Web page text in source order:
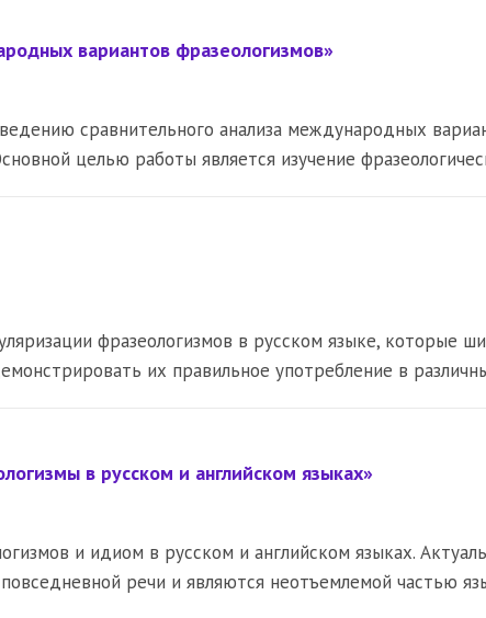
вариантов фразеологизмов»
сравнительного анализа международных
целью работы является изучение
фразеологизмов в русском языке, которые
их правильное употребление в
в русском и английском языках»
и идиом в русском и английском языках.
речи и являются неотъемлемой частью